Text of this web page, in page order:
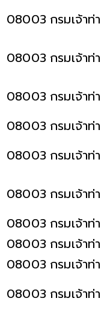
08003 กรมเจ้าท่า
08003 กรมเจ้าท่า
08003 กรมเจ้าท่า
08003 กรมเจ้าท่า
08003 กรมเจ้าท่า
08003 กรมเจ้าท่า
08003 กรมเจ้าท่า
08003 กรมเจ้าท่า
08003 กรมเจ้าท่า
08003 กรมเจ้าท่า